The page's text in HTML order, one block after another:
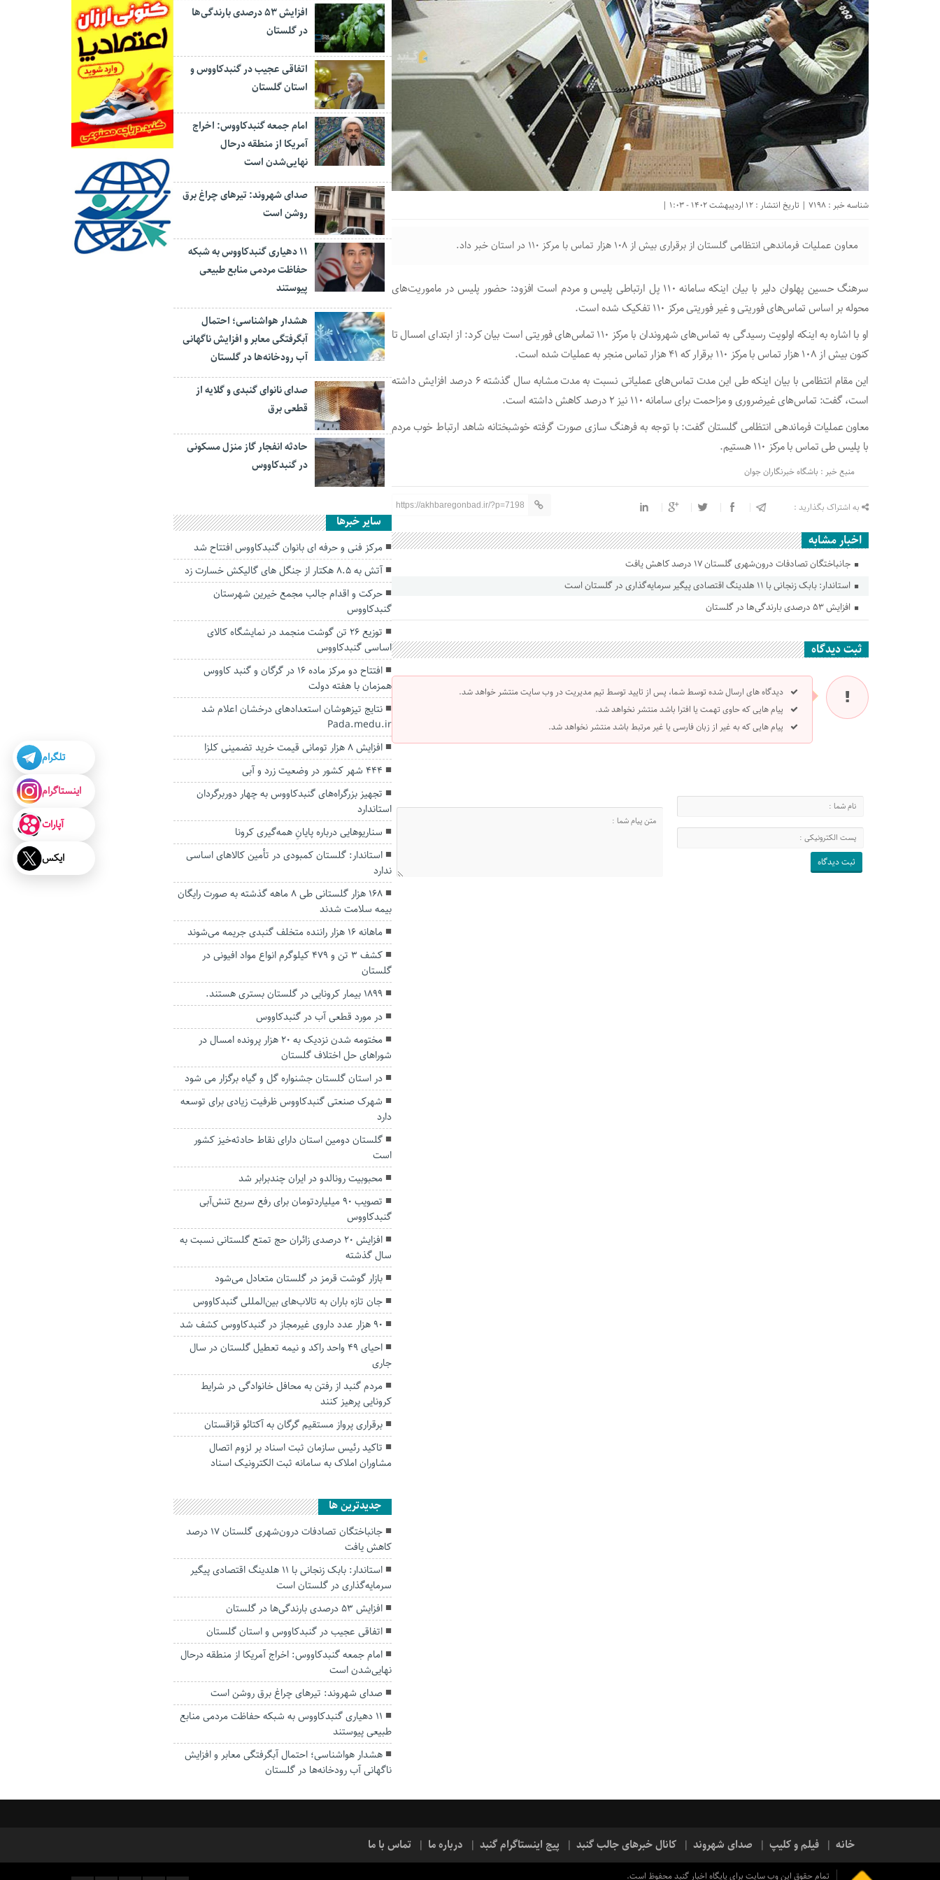
شناسه خبر : 7198 | تاریخ انتشار : 12 اردیبهشت 1402 - 1:03 |
معاون عملیات فرماندهی انتظامی گلستان از برقراری بیش از ۱۰۸ هزار تماس با مرکز ۱۱۰ در استان خبر داد.
سرهنگ حسین پهلوان دلیر با بیان اینکه سامانه ۱۱۰ پل ارتباطی پلیس و مردم است افزود: حضور پلیس در ماموریت‌های
محوله بر اساس تماس‌های فوریتی و غیر فوریتی مرکز ۱۱۰ تفکیک شده است.
او با اشاره به اینکه اولویت رسیدگی به تماس‌های شهروندان با مرکز ۱۱۰ تماس‌های فوریتی است بیان کرد: از ابتدای امسال تا
کنون بیش از ۱۰۸ هزار تماس با مرکز ۱۱۰ برقرار که ۴۱ هزار تماس منجر به عملیات شده است.
این مقام انتظامی با بیان اینکه طی این مدت تماس‌های عملیاتی نسبت به مدت مشابه سال گذشته ۶ درصد افزایش داشته
است، گفت: تماس‌های غیرضروری و مزاحمت برای سامانه ۱۱۰ نیز ۲ درصد کاهش داشته است.
معاون عملیات فرماندهی انتظامی گلستان گفت: با توجه به فرهنگ سازی صورت گرفته خوشبختانه شاهد ارتباط خوب مردم
با پلیس طی تماس با مرکز ۱۱۰ هستیم.
منبع خبر : باشگاه خبرنگاران جوان
به اشتراک بگذارید : https://akhbaregonbad.ir/?p=7198
اخبار مشابه
جانباختگان تصادفات درون‌شهری گلستان ۱۷ درصد کاهش یافت
استاندار: بابک زنجانی با ۱۱ هلدینگ اقتصادی پیگیر سرمایه‌گذاری در گلستان است
افزایش ۵۳ درصدی بارندگی‌ها در گلستان
ثبت دیدگاه
دیدگاه های ارسال شده توسط شما، پس از تایید توسط تیم مدیریت در وب سایت منتشر خواهد شد.
پیام هایی که حاوی تهمت یا افترا باشد منتشر نخواهد شد.
پیام هایی که به غیر از زبان فارسی یا غیر مرتبط باشد منتشر نخواهد شد.
افزایش ۵۳ درصدی بارندگی‌ها
در گلستان
اتفاقی عجیب در‌ گنبدکاووس و
استان گلستان
امام جمعه گنبدکاووس: اخراج
آمریکا از منطقه درحال
نهایی‌شدن است
صدای شهروند: تیرهای چراغ برق
روشن است
۱۱ دهیاری گنبدکاووس به شبکه
حفاظت مردمی منابع طبیعی
پیوستند
هشدار هواشناسی؛ احتمال
آبگرفتگی معابر و افزایش ناگهانی
آب رودخانه‌ها در گلستان
صدای نانوای گنبدی و گلایه از
قطعی برق
حادثه انفجار گاز منزل مسکونی
در گنبدکاووس
سایر خبرها
مرکز فنی و حرفه ای بانوان گنبدکاووس افتتاح شد
آتش به ۸.۵ هکتار از جنگل های گالیکش خسارت زد
حرکت و اقدام‌ جالب مجمع خیرین شهرستان
گنبدکاووس
توزیع ۲۶ تن گوشت منجمد در نمایشگاه کالای
اساسی گنبدکاووس
افتتاح دو مرکز ماده ۱۶ در گرگان و گنبد کاووس
همزمان با هفته دولت
نتایج تیزهوشان استعدادهای درخشان اعلام شد
Pada.medu.ir
افزایش ۸ هزار تومانی قیمت خرید تضمینی کلزا
۴۴۴ شهر کشور در وضعیت زرد و آبی
تجهیز بزرگراه‌های گنبدکاووس به چهار دوربرگردان‌
استاندارد
سناریوهایی درباره پایانِ همه‌گیری کرونا
استاندار: گلستان کمبودی در تأمین کالاهای اساسی
ندارد
۱۶۸ هزار گلستانی طی ۸ ماهه گذشته به صورت رایگان
بیمه سلامت شدند
ماهانه ۱۶ هزار راننده متخلف گنبدی جریمه می‌شوند
کشف ۳ تن و ۴۷۹ کیلوگرم انواع مواد افیونی در
گلستان
۱۸۹۹ بیمار کرونایی در گلستان بستری هستند.
در مورد قطعی آب در گنبدکاووس
مختومه شدن نزدیک به ۲۰ هزار پرونده امسال در
شورا‌های حل اختلاف گلستان
در استان گلستان جشنواره گل‌ و‌ گیاه برگزار می شود
شهرک صنعتی گنبدکاووس ظرفیت زیادی برای توسعه
دارد
گلستان دومین استان دارای نقاط حادثه‌خیز کشور
است
محبوبیت رونالدو در ایران چندبرابر شد
تصویب ۹۰ میلیاردتومان برای رفع سریع تنش‌آبی
گنبدکاووس
افزایش ۲۰ درصدی زائران حج تمتع گلستانی نسبت به
سال گذشته
بازار گوشت قرمز در گلستان متعادل می‌شود
جان تازه باران به تالاب‌های بین‌المللی گنبدکاووس
۹۰ هزار عدد داروی غیرمجاز در گنبدکاووس کشف شد
احیای ۴۹ واحد راکد و نیمه تعطیل گلستان در سال
جاری
مردم گنبد از رفتن به محافل خانوادگی در شرایط
کرونایی پرهیز کنند
برقراری پرواز مستقیم گرگان به آکتائو قزاقستان
تاکید رئیس سازمان ثبت اسناد بر لزوم اتصال
مشاوران املاک به سامانه ثبت الکترونیک اسناد
جديدترين ها
جانباختگان تصادفات درون‌شهری گلستان ۱۷ درصد
کاهش یافت
استاندار: بابک زنجانی با ۱۱ هلدینگ اقتصادی پیگیر
سرمایه‌گذاری در گلستان است
افزایش ۵۳ درصدی بارندگی‌ها در گلستان
اتفاقی عجیب در‌ گنبدکاووس و استان گلستان
امام جمعه گنبدکاووس: اخراج آمریکا از منطقه درحال
نهایی‌شدن است
صدای شهروند: تیرهای چراغ برق روشن است
۱۱ دهیاری گنبدکاووس به شبکه حفاظت مردمی منابع
طبیعی پیوستند
هشدار هواشناسی؛ احتمال آبگرفتگی معابر و افزایش
ناگهانی آب رودخانه‌ها در گلستان
خانه فیلم و کلیپ صدای شهروند کانال خبرهای جالب گنبد پیج اینستاگرام گنبد درباره ما تماس با ما
تمام حقوق این وب سایت برای پایگاه اخبار گنبد محفوظ است.
تلگرام
اینستاگرام
آپارات
ایکس